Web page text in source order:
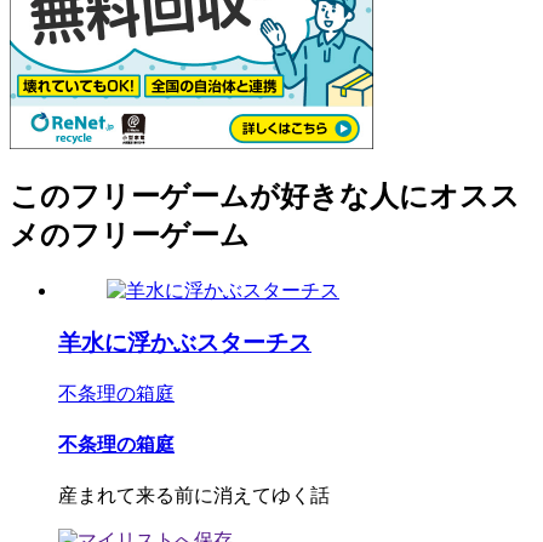
このフリーゲームが好きな人にオスス
メのフリーゲーム
羊水に浮かぶスターチス
不条理の箱庭
不条理の箱庭
産まれて来る前に消えてゆく話